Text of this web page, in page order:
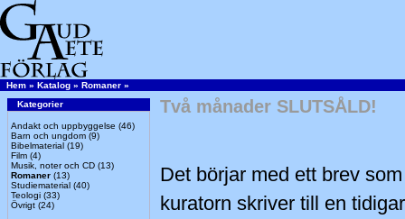
Hem » Katalog » Romaner »
Kategorier
Andakt och uppbyggelse (46)
Barn och ungdom (9)
Bibelmaterial (19)
Film (4)
Musik, noter och CD (13)
Romaner (13)
Studiematerial (40)
Teologi (33)
Övrigt (24)
Två månader SLUTSÅLD!
Det börjar med ett brev
kuratorn skriver till en